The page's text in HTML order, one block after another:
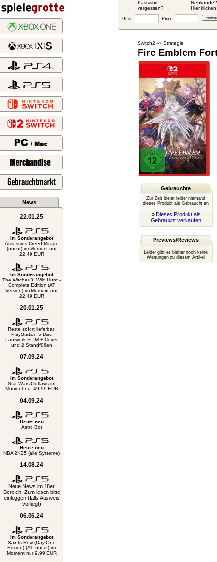
Passwort
vergessen?
Neukunde?
Hier klicken!
User Pass
News
22.01.25
Im Sonderangebot
Assassins Creed Mirage
(uncut) im Moment nur
22,49 EUR
Im Sonderangebot
The Witcher 3: Wild Hunt -
Complete Edition (AT
Version) im Moment nur
22,49 EUR
20.01.25
Reste sofort lieferbar:
PlayStation 5 Disc
Laufwerk SLIM + Cover
und 2 Standfüßen
07.09.24
Im Sonderangebot
Star Wars Outlaws im
Moment nur 49,99 EUR
04.09.24
Heute neu
Astro Bot
Heute neu
NBA 2K25 (alle Systeme)
14.08.24
Neue News im 18er
Bereich. Zum lesen bitte
einloggen (falls Ausweis
vorliegt)
06.06.24
Im Sonderangebot
Saints Row (Day One
Edition) (AT, uncut) im
Moment nur 9,99 EUR
Switch2 --» Strategie
Fire Emblem
Gebrauchte
Zur Zeit bietet leider niemand
dieses Produkt als Gebraucht an
» Dieses Produkt als
Gebraucht verkaufen
Previews/Reviews
Leider gibt es bisher noch keine
Wertungen zu diesem Artikel